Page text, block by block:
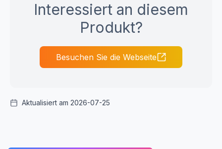
Interessiert an diesem
Produkt?
Besuchen Sie die Webseite
Aktualisiert am 2026-07-25